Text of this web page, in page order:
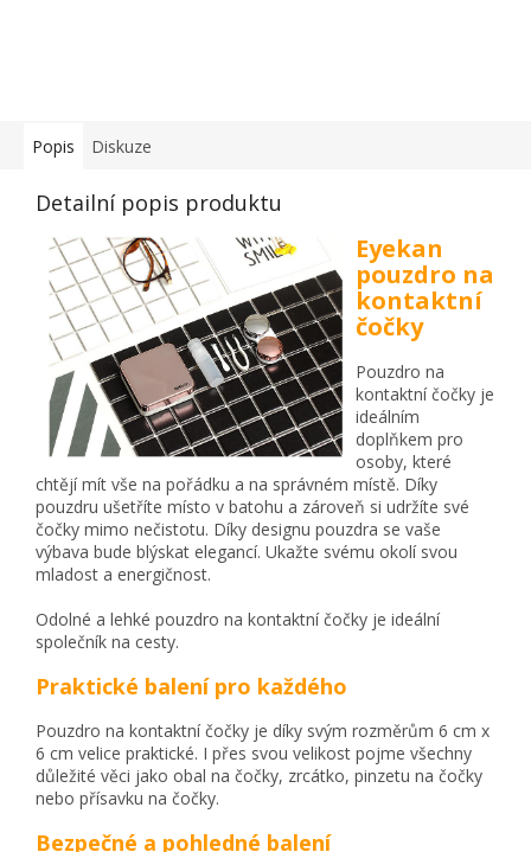
Popis Diskuze
Detailní popis produktu
Eyekan
pouzdro na
kontaktní
čočky
Pouzdro na
kontaktní čočky je
ideálním
doplňkem pro
osoby, které
chtějí mít vše na pořádku a na správném místě. Díky
pouzdru ušetříte místo v batohu a zároveň si udržíte své
čočky mimo nečistotu. Díky designu pouzdra se vaše
výbava bude blýskat elegancí. Ukažte svému okolí svou
mladost a energičnost.
Odolné a lehké pouzdro na kontaktní čočky je ideální
společník na cesty.
Praktické balení pro každého
Pouzdro na kontaktní čočky je díky svým rozměrům 6 cm x
6 cm velice praktické. I přes svou velikost pojme všechny
důležité věci jako obal na čočky, zrcátko, pinzetu na čočky
nebo přísavku na čočky.
Bezpečné a pohledné balení